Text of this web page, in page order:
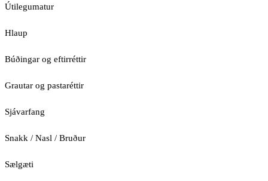
Útilegumatur
Hlaup
Búðingar og eftirréttir
Grautar og pastaréttir
Sjávarfang
Snakk / Nasl / Bruður
Sælgæti